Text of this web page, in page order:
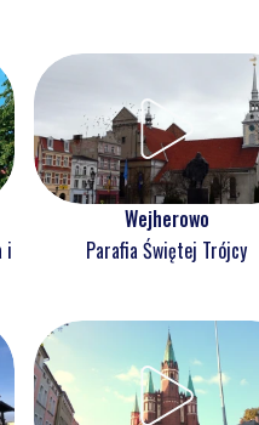
i
Wejherowo
Parafia Świętej Trójcy